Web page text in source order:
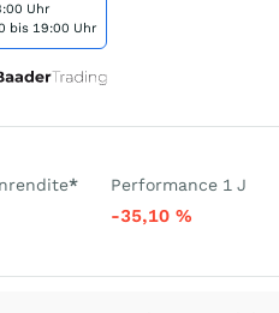
Uhr
bis 19:00 Uhr
* Performance 1 J
-35,10%